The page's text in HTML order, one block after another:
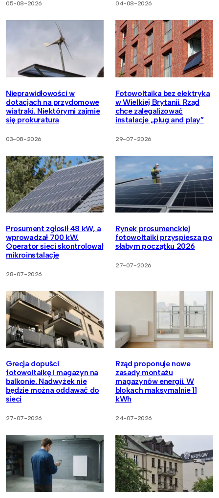
05-08-2026 04-08-2026
Nieprawidłowości w
dotacjach na przydomowe
wiatraki. Niektórymi zajmie
się prokuratura
03-08-2026
Fotowoltaika bez elektryka
w Wielkiej Brytanii. Rząd
chce zalegalizować
instalacje „plug and play”
29-07-2026
Prosument zgłosił 48 kW, a
wprowadzał 700 kW.
Operator sieci skontrolował
mikroinstalacje
28-07-2026
Rynek prosumenckiej
fotowoltaiki przyspiesza po
słabym początku 2026
27-07-2026
Grecja dopuści
fotowoltaikę i magazyn na
balkonie. Nadwyżek nie
będzie można oddawać do
sieci
27-07-2026
Rząd proponuje nowe
zasady montażu
magazynów energii. W
blokach maksymalnie 11
kWh
24-07-2026